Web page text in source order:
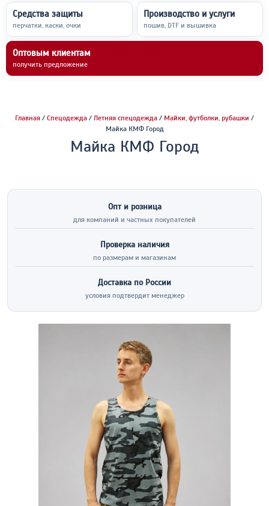
Средства защиты
перчатки, каски, очки
Производство и услуги
пошив, DTF и вышивка
Оптовым клиентам
получить предложение
Главная / Спецодежда / Летняя спецодежда / Майки, футболки, рубашки /
Майка КМФ Город
Майка КМФ Город
Опт и розница
для компаний и частных покупателей
Проверка наличия
по размерам и магазинам
Доставка по России
условия подтвердит менеджер